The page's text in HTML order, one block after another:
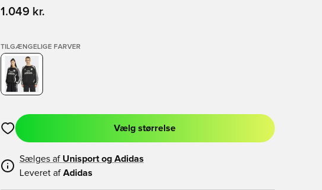
1.049 kr.
TILGÆNGELIGE FARVER
Åbner en Modal til at logge ind eller tilmelde dig som medlem
Vælg størrelse
Sælges af Unisport og Adidas
Leveret af Adidas